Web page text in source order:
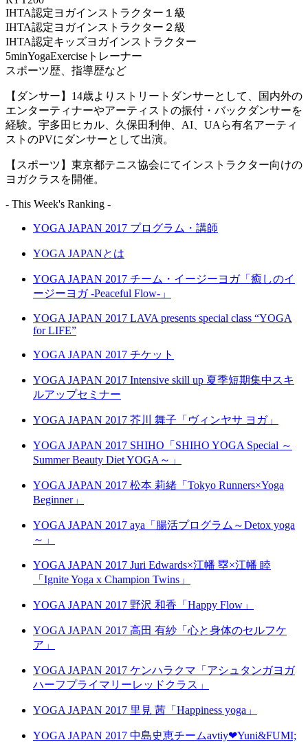
IHTA認定ヨガインストラクター１級
IHTA認定ヨガインストラクター２級
IHTA認定キッズヨガインストラクター
5minYogaExerciseトレーナー
スポーツ歴、指導歴など
【ダンサー】14歳よりストリートダンサーとして、国内外の
エンターティナーやアーティストの振付・バックダンサーを
経験。宇多田ヒカル、久保田利伸、AI、UAら有名アーティ
ストのPVにダンサーとして出演。
【スポーツ】東京都テニス協会にてインストラクター向けの
ヨガクラスを開催。
- This Week's Ranking -
YOGA JAPAN 2017 プログラム・講師
YOGA JAPANとは
YOGA JAPAN 2017 チーム・イージーヨガ「癒しのイ
ージーヨガ -Peaceful Flow-」
YOGA JAPAN 2017 LAVA presents special class “YOGA
for LIFE”
YOGA JAPAN 2017 チケット
YOGA JAPAN 2017 Intensive skill up 夏季短期集中スキ
ルアップセミナー
YOGA JAPAN 2017 芥川 舞子「ヴィンヤサ ヨガ」
YOGA JAPAN 2017 SHIHO「SHIHO YOGA Special ～
Summer Beauty Diet YOGA～」
YOGA JAPAN 2017 松本 莉緒「Tokyo Runners×Yoga
Beginner」
YOGA JAPAN 2017 aya「腸活プログラム～Detox yoga
～」
YOGA JAPAN 2017 Juri Edwards×江幡 塁×江幡 睦
「Ignite Yoga x Champion Twins」
YOGA JAPAN 2017 野沢 和香「Happy Flow」
YOGA JAPAN 2017 高田 有紗「心と身体のセルフケ
ア」
YOGA JAPAN 2017 ケンハラクマ「アシュタンガヨガ
ハーフプライマリーレッドクラス」
YOGA JAPAN 2017 里見 茜「Happiness yoga」
YOGA JAPAN 2017 中島史恵チームavtiy❤Yuni&FUMI;